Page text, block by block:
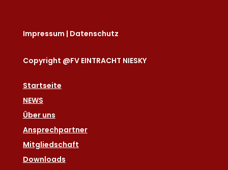
Impressum | Datenschutz
Copyright @FV EINTRACHT NIESKY
Startseite
NEWS
Über uns
Ansprechpartner
Mitgliedschaft
Downloads